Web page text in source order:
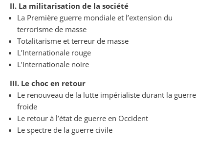
II. La militarisation de la société
La Première guerre mondiale et l’extension du
terrorisme de masse
Totalitarisme et terreur de masse
L’Internationale rouge
L’Internationale noire
III. Le choc en retour
Le renouveau de la lutte impérialiste durant la guerre
froide
Le retour à l’état de guerre en Occident
Le spectre de la guerre civile